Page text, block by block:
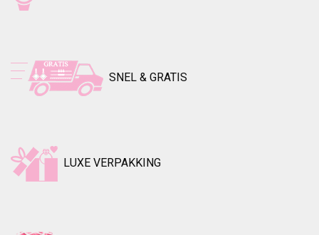
SNEL & GRATIS
LUXE VERPAKKING